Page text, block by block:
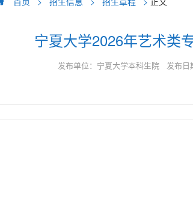
宁夏大学2026年艺术类
发布单位：宁夏大学本科生院 发布日